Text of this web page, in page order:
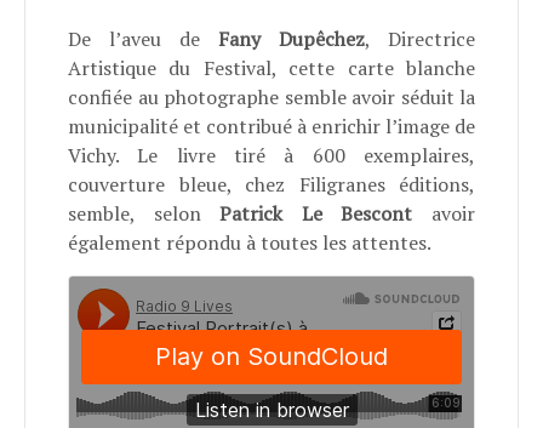
De l’aveu de Fany Dupêchez, Directrice
Artistique du Festival, cette carte blanche
confiée au photographe semble avoir séduit la
municipalité et contribué à enrichir l’image de
Vichy. Le livre tiré à 600 exemplaires,
couverture bleue, chez Filigranes éditions,
semble, selonPatrick Le Bescont avoir
également répondu à toutes les attentes.